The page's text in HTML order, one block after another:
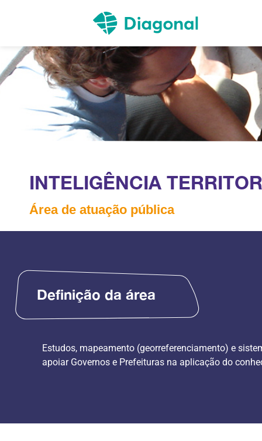
INTELIGÊNCIA
Área de atuação pública
Definição da área
Estudos, mapeamento (georreferenciamento) e
apoiar Governos e Prefeituras na aplicação do